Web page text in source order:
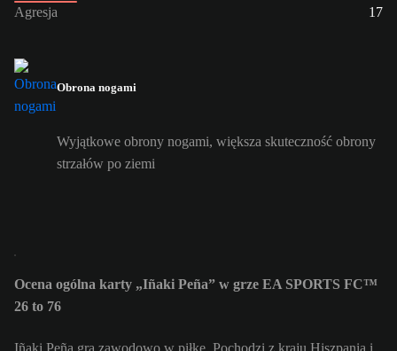
Agresja
17
Obrona nogami
Wyjątkowe obrony nogami, większa skuteczność obrony
strzałów po ziemi
Ocena ogólna karty „Iñaki Peña” w grze EA SPORTS FC™
26 to 76
Iñaki Peña gra zawodowo w piłkę. Pochodzi z kraju Hiszpania i